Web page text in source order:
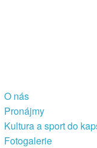
O nás
Pronájmy
Kultura a sport do
Fotogalerie